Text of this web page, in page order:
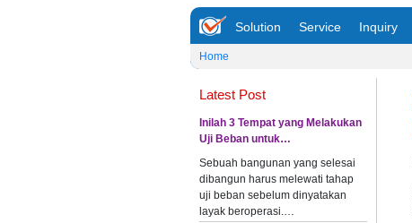
Solution Service Inquiry
Home
Latest Post
Inilah 3 Tempat yang Melakukan
Uji Beban untuk…
Sebuah bangunan yang selesai
dibangun harus melewati tahap
uji beban sebelum dinyatakan
layak beroperasi.…